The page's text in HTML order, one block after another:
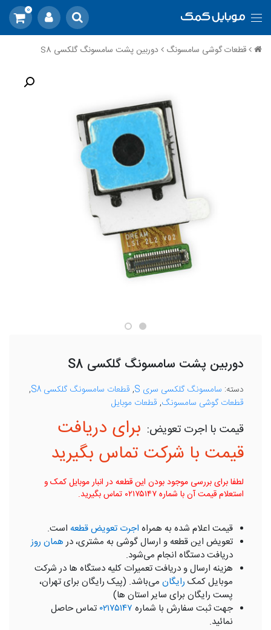
0
قطعات گوشی سامسونگ دوربین پشت سامسونگ گلکسی S8
دوربین پشت سامسونگ گلکسی S8
دسته: سامسونگ گلکسی سری S , قطعات سامسونگ گلکسی S8
,
قطعات گوشی سامسونگ, قطعات موبایل
برای دریافت
قیمت با شرکت تماس بگیرید
لطفا برای بررسی موجود بودن این قطعه در انبار موبایل کمک و
استعلام قیمت آن با شماره ۰۲۱۷۵۱۴۷ تماس بگیرید.
قیمت اعلام شده به همراه اجرت تعویض قطعه است.
تعویض این قطعه و ارسال گوشی به مشتری، درهمان روز
دریافت دستگاه انجام می‌شود.
هزینه ارسال و دریافت تعمیرات کلیه دستگاه ها در شرکت
موبایل کمک رایگان می‌باشد. (پیک رایگان برای تهران،
پست رایگان برای سایر استان ها)
جهت ثبت سفارش با شماره ۰۲۱۷۵۱۴۷ تماس حاصل
نمائید.